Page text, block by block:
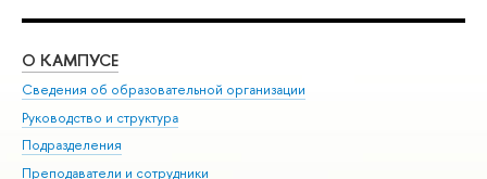
О КАМПУСЕ
Сведения об образовательной организации
Руководство и структура
Подразделения
Преподаватели и сотрудники